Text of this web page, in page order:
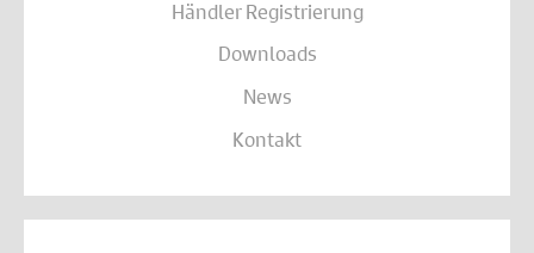
Händler Registrierung
Downloads
News
Kontakt